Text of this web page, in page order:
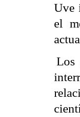
Uve
el
Los